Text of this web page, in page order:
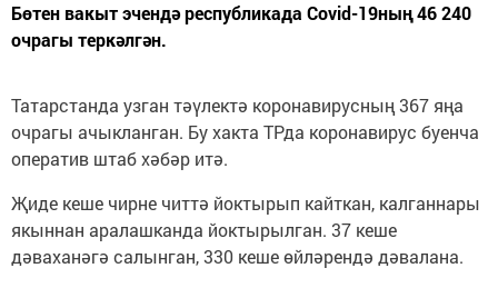
Бөтен вакыт эчендә республикада Covid-19ның 46 240
очрагы теркәлгән.
Татарстанда узган тәүлектә коронавирусның 367 яңа
очрагы ачыкланган. Бу хакта ТРда коронавирус буенча
оператив штаб хәбәр итә.
Җиде кеше чирне читтә йоктырып кайткан, калганнары
якыннан аралашканда йоктырылган. 37 кеше
дәваханәгә салынган, 330 кеше өйләрендә дәвалана.